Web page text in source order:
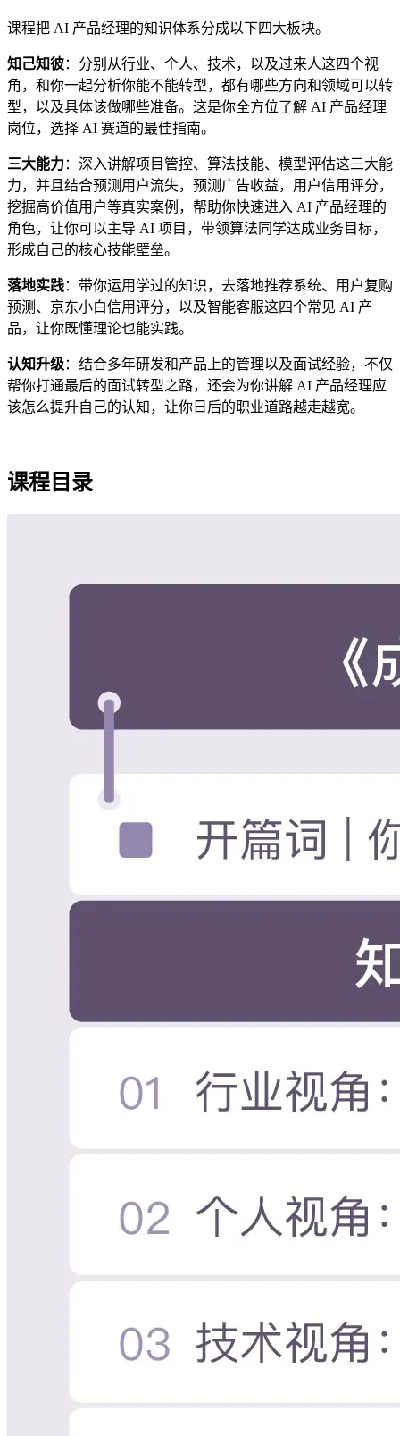
课程把 AI 产品经理的知识体系分成以下四大板块。
知己知彼：分别从行业、个人、技术，以及过来人这四个视
角，和你一起分析你能不能转型，都有哪些方向和领域可以转
型，以及具体该做哪些准备。这是你全方位了解 AI 产品经理
岗位，选择 AI 赛道的最佳指南。
三大能力：深入讲解项目管控、算法技能、模型评估这三大能
力，并且结合预测用户流失，预测广告收益，用户信用评分，
挖掘高价值用户等真实案例，帮助你快速进入 AI 产品经理的
角色，让你可以主导 AI 项目，带领算法同学达成业务目标，
形成自己的核心技能壁垒。
落地实践：带你运用学过的知识，去落地推荐系统、用户复购
预测、京东小白信用评分，以及智能客服这四个常见 AI 产
品，让你既懂理论也能实践。
认知升级：结合多年研发和产品上的管理以及面试经验，不仅
帮你打通最后的面试转型之路，还会为你讲解 AI 产品经理应
该怎么提升自己的认知，让你日后的职业道路越走越宽。
课程目录